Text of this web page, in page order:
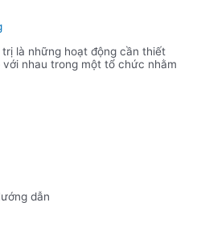
là những hoạt động cần thiết
nhau trong một tổ chức nhằm
dẫn